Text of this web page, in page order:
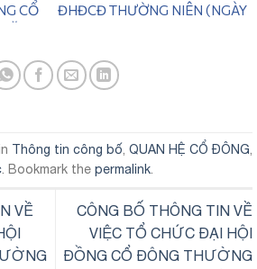
CỔ
ĐHĐCĐ THƯỜNG NIÊN (NGÀY
Thông tin công bố, QUAN HỆ CỔ ĐÔNG,
. Bookmark the permalink.
VỀ
CÔNG BỐ THÔNG TIN VỀ
VIỆC TỔ CHỨC ĐẠI HỘI
ĐỒNG CỔ ĐÔNG THƯỜNG